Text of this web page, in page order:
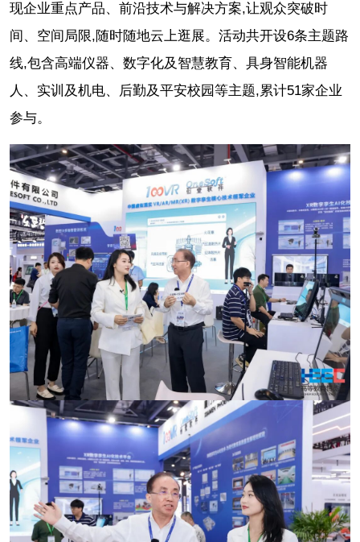
现企业重点产品、前沿技术与解决方案,让观众突破时
间、空间局限,随时随地云上逛展。活动共开设6条主题路
线,包含高端仪器、数字化及智慧教育、具身智能机器
人、实训及机电、后勤及平安校园等主题,累计51家企业
参与。